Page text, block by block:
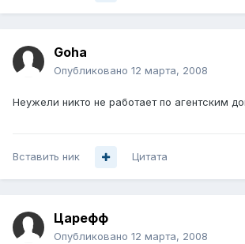
Goha
Опубликовано 12 марта, 2008
Неужели никто не работает по агентским
Вставить ник Цитата
Царефф
Опубликовано 12 марта, 2008